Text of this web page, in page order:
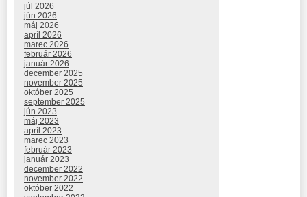
júl 2026
jún 2026
máj 2026
apríl 2026
marec 2026
február 2026
január 2026
december 2025
november 2025
október 2025
september 2025
jún 2023
máj 2023
apríl 2023
marec 2023
február 2023
január 2023
december 2022
november 2022
október 2022